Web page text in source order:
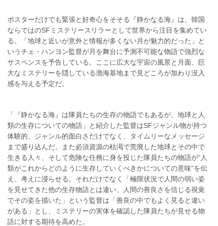
ポスターだけでも緊張と好奇心をそそる『静かなる海』は、韓国
ならではのSFミステリースリラーとして世界から注目を集めてい
る。「地球と近いが意外と情報が多くない月が魅力的だった」と
いうチェ・ハンヨン監督が月を舞台に予測不可能な物語で強烈な
サスペンスを予告している。ここに広大な宇宙の風景と月面、巨
大なミステリーを隠している渤海基地まで見どころが加わり没入
感を与える予定だ。
「『静かなる海』は隊員たちの生存の物語でもあるが、地球と人
類の生存についての物語」と紹介した監督はSFジャンル物が持つ
体験的、ジャンル的面白さだけでなく、タイムリーなメッセージ
まで盛り込んだ。また必須資源の枯渇で荒廃した地球とその中で
生きる人々、そして危険な任務に身を投じた隊員たちの物語が“人
類がこれからどのように生存していくべきかについての意味”を伝
え、考えに浸らせる。それだけでなく「極限状況で人間の弱い姿
を見せてきた他の生存物語とは違い、人間の善良さを信じる視覚
でその姿を描いた」という監督は「善良の中でもよく見ると違い
がある」とし、ミステリーの実体を確認した隊員たちが見せる物
語に対する期待を高めた。